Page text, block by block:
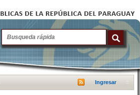
Ingresar